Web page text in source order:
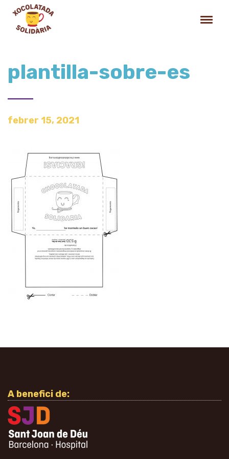
plantilla-sobre-es
febrer 15, 2021
A benefici de: